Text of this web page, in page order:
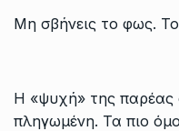
Μη σβήνεις το φως.
Η «ψυχή» της παρέας
πληγωμένη. Τα πιο